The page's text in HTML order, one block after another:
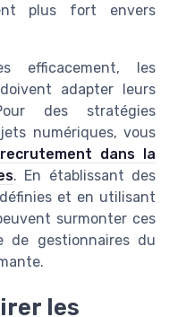
plus fort envers
efficacement, les
adapter leurs
des stratégies
numériques, vous
dans la
. En établissant des
et en utilisant
surmonter ces
de gestionnaires du
les